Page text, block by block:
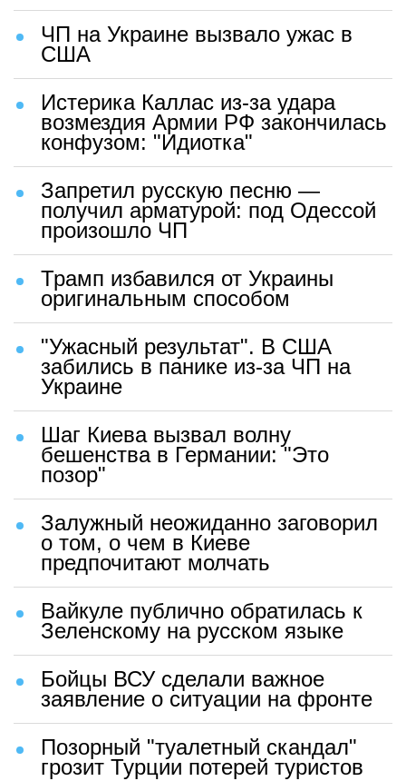
ЧП на Украине вызвало ужас в
США
Истерика Каллас из-за удара
возмездия Армии РФ закончилась
конфузом: "Идиотка"
Запретил русскую песню —
получил арматурой: под Одессой
произошло ЧП
Трамп избавился от Украины
оригинальным способом
"Ужасный результат". В США
забились в панике из-за ЧП на
Украине
Шаг Киева вызвал волну
бешенства в Германии: "Это
позор"
Залужный неожиданно заговорил
о том, о чем в Киеве
предпочитают молчать
Вайкуле публично обратилась к
Зеленскому на русском языке
Бойцы ВСУ сделали важное
заявление о ситуации на фронте
Позорный "туалетный скандал"
грозит Турции потерей туристов